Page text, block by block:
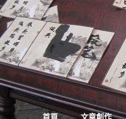
首頁 文章創作